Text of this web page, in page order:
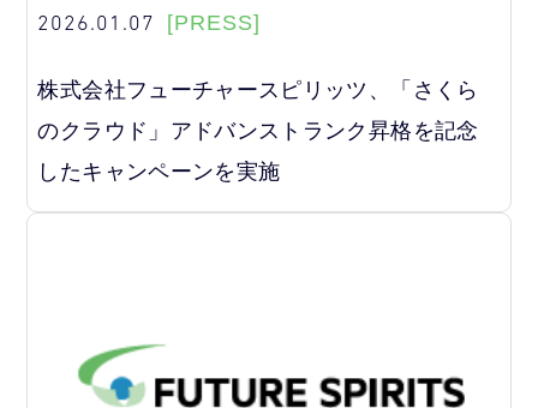
2026.01.07 [PRESS]
株式会社フューチャースピリッツ、「さくら
のクラウド」アドバンストランク昇格を記念
したキャンペーンを実施